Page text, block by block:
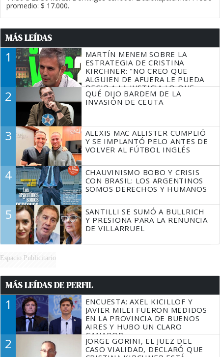
promedio: $ 17.000.
MÁS LEÍDAS
1
MARTÍN MENEM SOBRE LA
ESTRATEGIA DE CRISTINA
KIRCHNER: "NO CREO QUE
ALGUIEN DE AFUERA LE PUEDA
DECIR A LA JUSTICIA LO QUE
TIENE QUE HACER"
2
QUÉ DIJO BARDEM DE LA
INVASIÓN DE CEUTA
3
ALEXIS MAC ALLISTER CUMPLIÓ
Y SE IMPLANTÓ PELO ANTES DE
VOLVER AL FÚTBOL INGLÉS
4
CHAUVINISMO BOBO Y CRISIS
CON BRASIL: LOS ARGENTINOS
SOMOS DERECHOS Y HUMANOS
5
SANTILLI SE SUMÓ A BULLRICH
Y PRESIONA PARA LA RENUNCIA
DE VILLARRUEL
Espacio Publicitario
MÁS LEÍDAS DE PERFIL
1
ENCUESTA: AXEL KICILLOF Y
JAVIER MILEI FUERON MEDIDOS
EN LA PROVINCIA DE BUENOS
AIRES Y HUBO UN CLARO
GANADOR
2
JORGE GORINI, EL JUEZ DEL
CASO VIALIDAD, DECLARÓ QUE